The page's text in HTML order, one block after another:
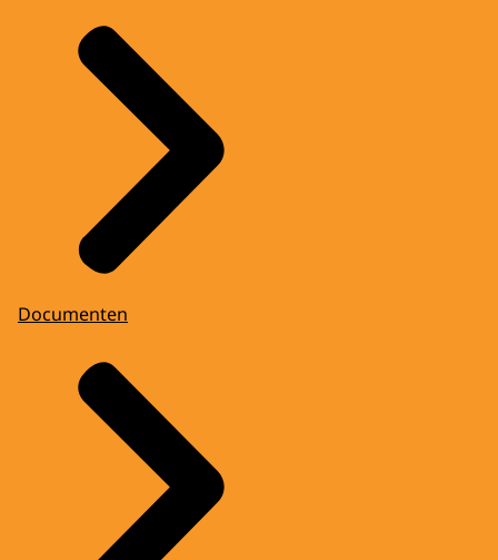
Documenten